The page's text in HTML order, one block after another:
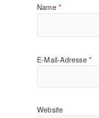
Name *
E-Mail-Adresse *
Website